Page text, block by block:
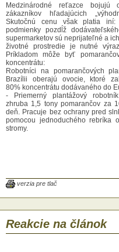
Medzinárodné reťazce bojujú
zákazníkov hľadajúcich
Skutočnú cenu však platia iní:
podmienky pozdĺž
supermarketov sú neprijateľné a
životné prostredie je nutné
Príkladom môže byť
koncentrátu:
Robotníci na pomarančových
Brazílii oberajú ovocie, ktoré
80% koncentrátu dodávaného do
- Priemerný plantážový
zhruba 1,5 tony pomarančov za
deň. Pracuje bez ochrany pred
pomocou jednoduchého rebríka
stromy.
svetovej spotreby.
predstavujú až 40% z
potravín. Preto musia
zodpovednosť za porušovanie
a ničenie životného
verzia pre tlač
Reakcie na článok